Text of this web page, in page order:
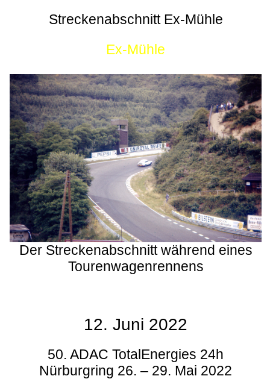
Streckenabschnitt Ex-Mühle
Ex-Mühle
Der Streckenabschnitt während eines
Tourenwagenrennens
12. Juni 2022
50. ADAC TotalEnergies 24h
Nürburgring 26. – 29. Mai 2022